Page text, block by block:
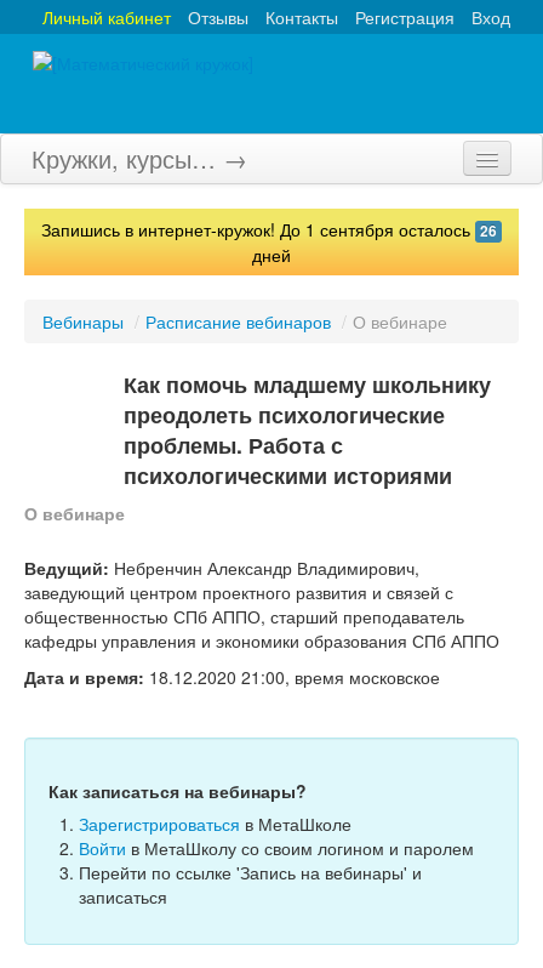
Вход
Регистрация
Контакты
Отзывы
Личный кабинет
Кружки, курсы… →
Главная
Конкурсы
Книги
Игры
Учитель
Запишись в интернет-кружок! До 1 сентября осталось 26
дней
Вебинары / Расписание вебинаров / О вебинаре
Как помочь младшему школьнику
преодолеть психологические
проблемы. Работа с
психологическими историями
О вебинаре
Ведущий: Небренчин Александр Владимирович,
заведующий центром проектного развития и связей с
общественностью СПб АППО, старший преподаватель
кафедры управления и экономики образования СПб АППО
Дата и время: 18.12.2020 21:00, время московское
Как записаться на вебинары?
Зарегистрироваться в МетаШколе
Войти в МетаШколу со своим логином и паролем
Перейти по ссылке 'Запись на вебинары' и
записаться